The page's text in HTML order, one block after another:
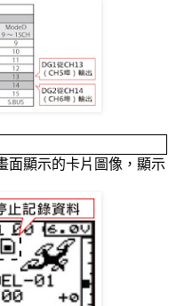
面顯示的卡片圖像，顯示